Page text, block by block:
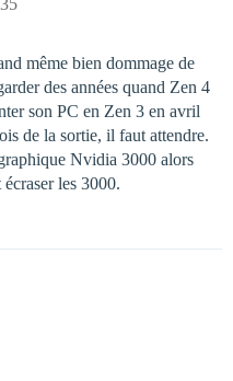
même bien dommage de
des années quand Zen 4
son PC en Zen 3 en avril
de la sortie, il faut attendre.
Nvidia 3000 alors
les 3000.